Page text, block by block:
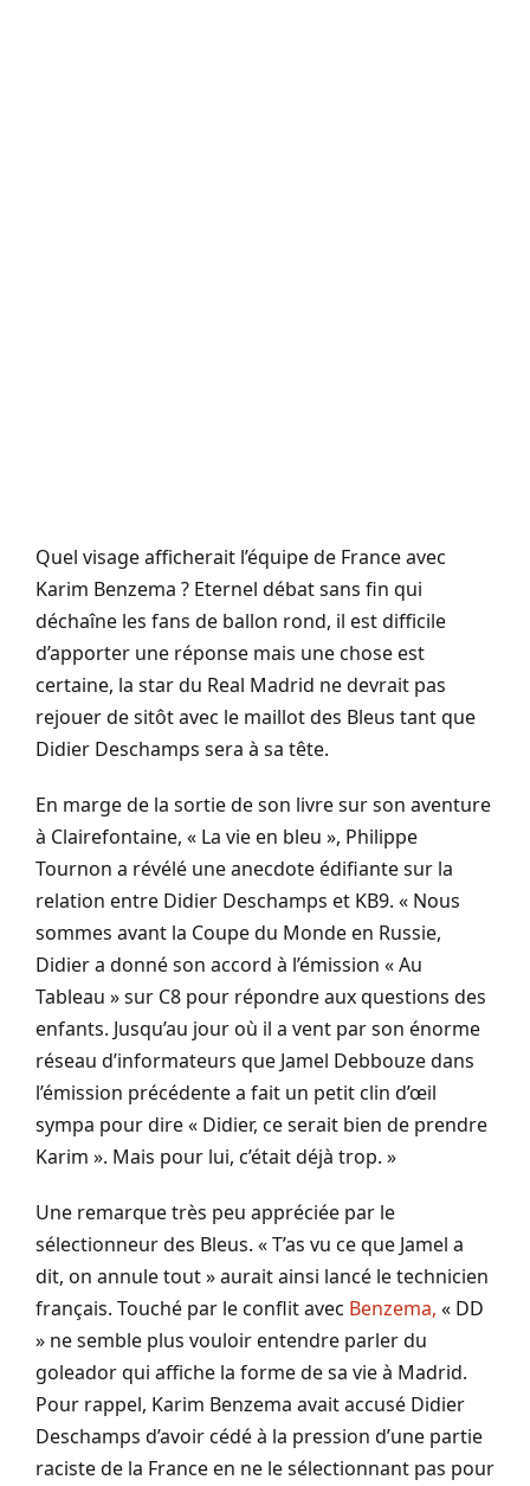
Quel visage afficherait l’équipe de France avec
Karim Benzema ? Eternel débat sans fin qui
déchaîne les fans de ballon rond, il est difficile
d’apporter une réponse mais une chose est
certaine, la star du Real Madrid ne devrait pas
rejouer de sitôt avec le maillot des Bleus tant que
Didier Deschamps sera à sa tête.
En marge de la sortie de son livre sur son aventure
à Clairefontaine, « La vie en bleu », Philippe
Tournon a révélé une anecdote édifiante sur la
relation entre Didier Deschamps et KB9. « Nous
sommes avant la Coupe du Monde en Russie,
Didier a donné son accord à l’émission « Au
Tableau » sur C8 pour répondre aux questions des
enfants. Jusqu’au jour où il a vent par son énorme
réseau d’informateurs que Jamel Debbouze dans
l’émission précédente a fait un petit clin d’œil
sympa pour dire « Didier, ce serait bien de prendre
Karim ». Mais pour lui, c’était déjà trop. »
Une remarque très peu appréciée par le
sélectionneur des Bleus. « T’as vu ce que Jamel a
dit, on annule tout » aurait ainsi lancé le technicien
français. Touché par le conflit avec Benzema, « DD
» ne semble plus vouloir entendre parler du
goleador qui affiche la forme de sa vie à Madrid.
Pour rappel, Karim Benzema avait accusé Didier
Deschamps d’avoir cédé à la pression d’une partie
raciste de la France en ne le sélectionnant pas pour